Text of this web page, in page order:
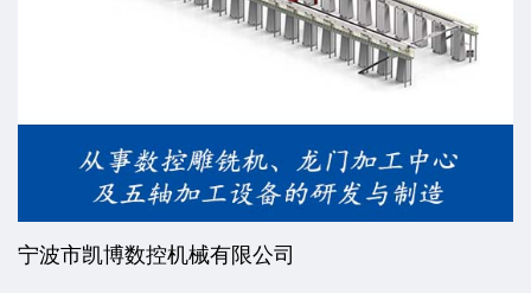
宁波市凯博数控机械有限公司